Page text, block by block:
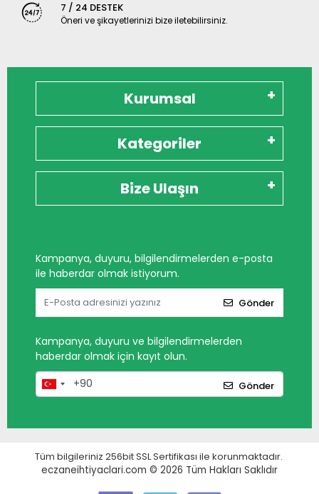
7 / 24 DESTEK
Öneri ve şikayetlerinizi bize iletebilirsiniz.
Kurumsal
Kategoriler
Bize Ulaşın
Kampanya, duyuru, bilgilendirmelerden e-posta
ile haberdar olmak istiyorum.
Gönder
Kampanya, duyuru ve bilgilendirmelerden
haberdar olmak için kayıt olun.
Gönder
Tüm bilgileriniz 256bit SSL Sertifikası ile korunmaktadır.
eczaneihtiyaclari.com © 2026 Tüm Hakları Saklıdır